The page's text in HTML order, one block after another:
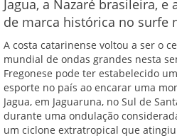
Jagua, a Nazaré brasileira,
de marca histórica no surfe
A costa catarinense voltou a ser o
mundial de ondas grandes nesta
Fregonese pode ter estabelecido
esporte no país ao encarar uma
Jagua, em Jaguaruna, no Sul de
durante uma ondulação
um ciclone extratropical que